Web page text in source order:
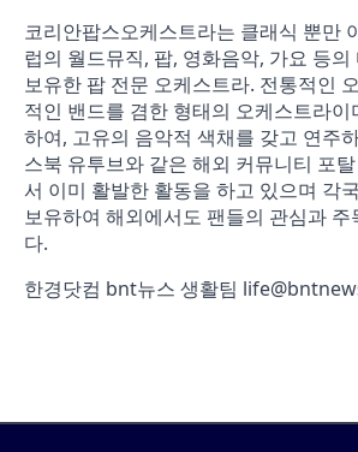
코리안팝스오케스트라는 클래식 뿐만
럽의 월드뮤직, 팝, 영화음악, 가요 등
보유한 팝 전문 오케스트라. 전통적인
적인 밴드를 겸한 형태의 오케스트라
하여, 고유의 음악적 색채를 갖고 연주
스북 유투브와 같은 해외 커뮤니티 포
서 이미 활발한 활동을 하고 있으며 각
보유하여 해외에서도 팬들의 관심과 주
다.
한경닷컴 bnt뉴스 생활팀